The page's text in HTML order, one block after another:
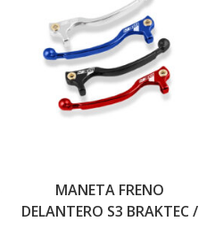
MANETA FRENO
DELANTERO S3 BRAKTEC /